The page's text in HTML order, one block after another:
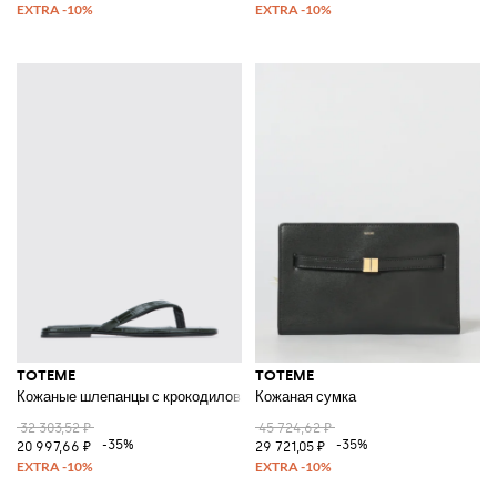
TOTEME
Кожаные шлепанцы с крокодиловым принтом
32 303,52 ₽
20 997,66 ₽
-35%
TOTEME
Кожаная сумка
45 724,62 ₽
29 721,05 ₽
-35%